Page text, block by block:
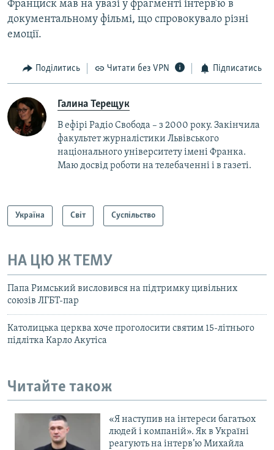
Франциск мав на увазі у фрагменті інтерв’ю в
документальному фільмі, що спровокувало різні
емоції.
Поділитись Читати без VPN Підписатись
Галина Терещук
В ефірі Радіо Свобода – з 2000 року. Закінчила
факультет журналістики Львівського
національного університету імені Франка.
Маю досвід роботи на телебаченні і в газеті.
Україна Світ Суспільство
НА ЦЮ Ж ТЕМУ
Папа Римський висловився на підтримку цивільних
союзів ЛГБТ-пар
Католицька церква хоче проголосити святим 15-літнього
підлітка Карло Акутіса
Читайте також
«Я наступив на інтереси багатьох
людей і компаній». Як в Україні
реагують на інтерв’ю Михайла